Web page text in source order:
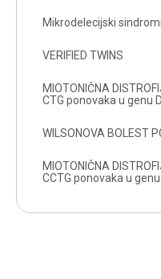
Mikrodelecijski
VERIFIED TWINS
MIOTONIČNA
CTG ponovaka u genu
WILSONOVA BOLEST
MIOTONIČNA
CCTG ponovaka u genu